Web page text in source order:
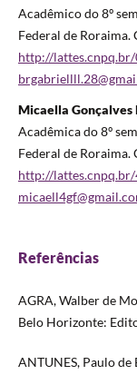
Acadêmico do 8º
Federal de
http://
Micaella Gonçalves
Acadêmica do 8º
Federal de
http://
Referências
AGRA, Walber de
Belo Horizonte:
ANTUNES, Paulo